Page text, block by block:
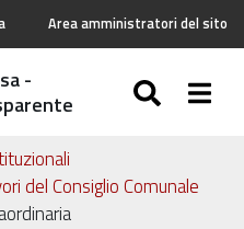
Area amministratori del sito
-
del Consiglio Comunale